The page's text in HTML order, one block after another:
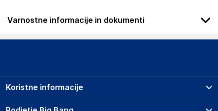
Varnostne informacije in dokumenti
Podatki o proizvajalcu
Bang & Olufsen A/S
Koristne informacije
Prodajna mesta